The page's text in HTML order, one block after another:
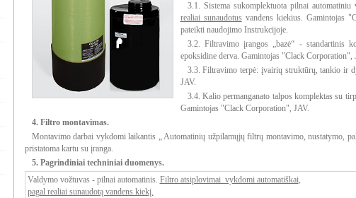
3.1. Sistema sukomplektuota pilnai automatiniu
realiai sunaudotusvandens kiekius. Gamintojas
pateikti naudojimo Instrukcijoje.
3.2. Filtravimo įrangos „bazė“ - standartinis
epoksidine derva. Gamintojas "Clack
3.3. Filtravimo terpė: įvairių struktūrų, tankio ir
JAV.
3.4. Kalio permanganato talpos komplektas su
Gamintojas "Clack Corporation", JAV.
4. Filtro montavimas.
Montavimo darbai vykdomi laikantis „ Automatinių užpilamųjų filtrų montavimo, nustatymo,
pristatoma kartu su įranga.
5. Pagrindiniai techniniai duomenys.
Valdymo vožtuvas - pilnai automatinis. Filtro atsiplovimai vykdomi automatiškai,
pagal realiai sunaudotą vandens kiekį.